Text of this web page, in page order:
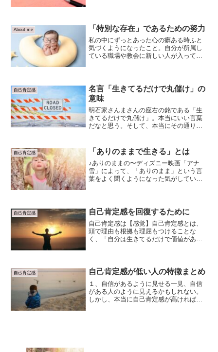
し、これは自己肯定感の本来の...
About me 「特別な存在」であるための努力
私の中にずっとあった心の癖ある時ふと
気づくようになったこと。自分が所属し
ている職場や教会に新しい人が入ってく
た。壁という名の「警戒心」...
自己肯定感
名言「生きてるだけで丸儲け」の
意味
明石家さんまさんの座右の銘である「生
きてるだけで丸儲け」。本当にいい言葉
だなと思う。そして、本当にその通りだ
ら。叔父の葬儀に参列した時に、強く感
じたこと。「人間は、その...
自己肯定感 「ありのままで生きる」とは
♪ありのままの〜ディズニー映画「アナ
雪」によって、「ありのまま」という言
葉をよく聞くようになった気がしてい
感じる。「ありのままの自分...
自己肯定感 自己肯定感を回復するために
自己肯定感は【感覚】自己肯定感とは、
頭で理由も根拠も理屈もつけることな
く、「自分は生きてるだけで価値があ
定感を回復するためには【感覚】...
自己肯定感 自己肯定感が低い人の特徴まとめ
１、自信があるように見せる一見、自信
がある人のように見えるかもしれない。
しかし、本当に自己肯定感が高ければ、